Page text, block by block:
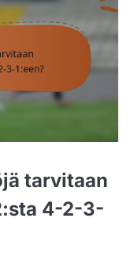
tarvitaan
4-2-3-